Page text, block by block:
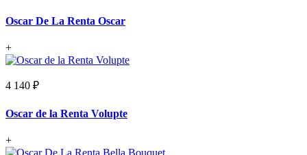
Oscar De La Renta Oscar
+
4 140 ₽
Oscar de la Renta Volupte
+